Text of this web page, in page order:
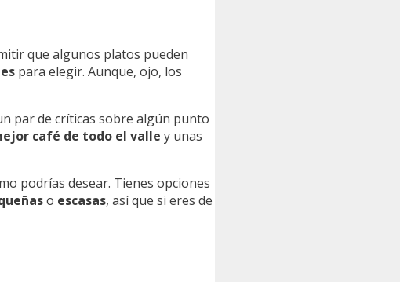
que algunos platos pueden
para elegir. Aunque, ojo, los
par de críticas sobre algún punto
café de todo el valle y unas
podrías desear. Tienes opciones
o escasas, así que si eres de